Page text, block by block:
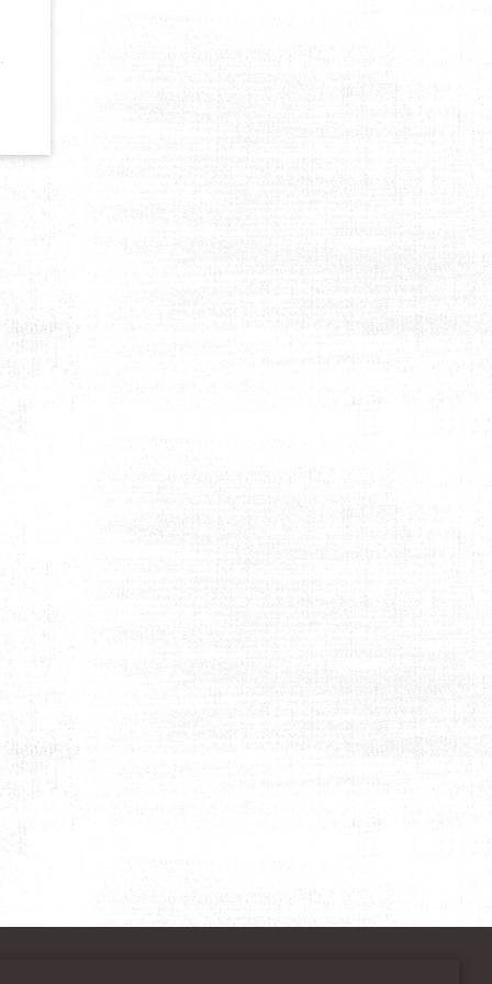
PAS LES TARIFS D’HONORAIRES DE LOCATION